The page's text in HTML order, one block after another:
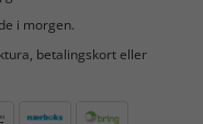
i morgen.
betalingskort eller